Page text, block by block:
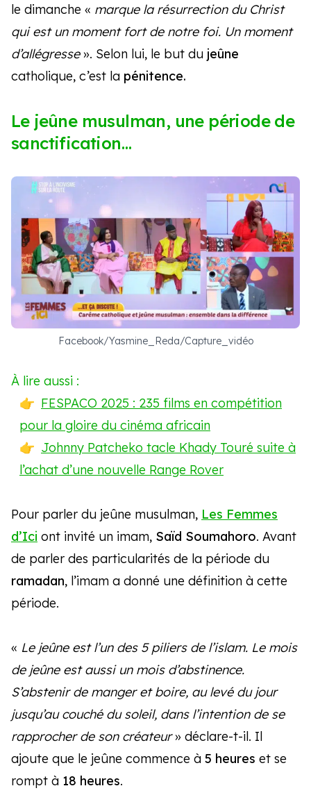
le dimanche « marque la résurrection du Christ
qui est un moment fort de notre foi. Un moment
d’allégresse». Selon lui, le but du jeûne
catholique, c’est la pénitence.
Le jeûne musulman, une période de
sanctification…
Facebook/Yasmine_Reda/Capture_vidéo
Pour parler du jeûne musulman, Les Femmes
d’Ici ont invité un imam, Saïd Soumahoro. Avant
de parler des particularités de la période du
ramadan, l’imam a donné une définition à cette
période.
« Le jeûne est l’un des 5 piliers de l’islam. Le mois
de jeûne est aussi un mois d’abstinence.
S’abstenir de manger et boire, au levé du jour
jusqu’au couché du soleil, dans l’intention de se
rapprocher de son créateur» déclare-t-il. Il
ajoute que le jeûne commence à 5 heures et se
rompt à 18 heures.
À lire aussi :
FESPACO 2025 : 235 films en compétition
pour la gloire du cinéma africain
Johnny Patcheko tacle Khady Touré suite à
l’achat d’une nouvelle Range Rover